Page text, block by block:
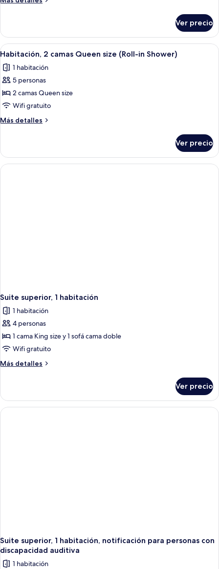
camas
size
(Accessible
Bathtub)
2
camas
Queen
(Accessible
Bathtub)
Ver precio
Abrir
todas
las
fotos
de
Habitación,
2
camas
size
(Roll-
in
Una habitación de hotel con dos
3
Habitación, 2 camas Queen size (Roll-in Shower)
1 habitación
5 personas
2 camas Queen size
Wifi gratuito
Más detalles
Más
2
camas
Queen
Ver precio
Suite superior, 1 habitación
1 habitación
4 personas
1 cama King size y 1 sofá cama doble
Wifi gratuito
Más detalles
Más
superior,
habitación
Ver precio
Suite superior, 1 habitación, notificación para personas con
discapacidad auditiva
1 habitación